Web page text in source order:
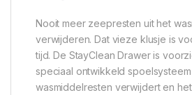
Nooit meer zeepresten uit het
verwijderen. Dat vieze klusje is
tijd. De StayClean Drawer is
speciaal ontwikkeld
wasmiddelresten verwijdert en